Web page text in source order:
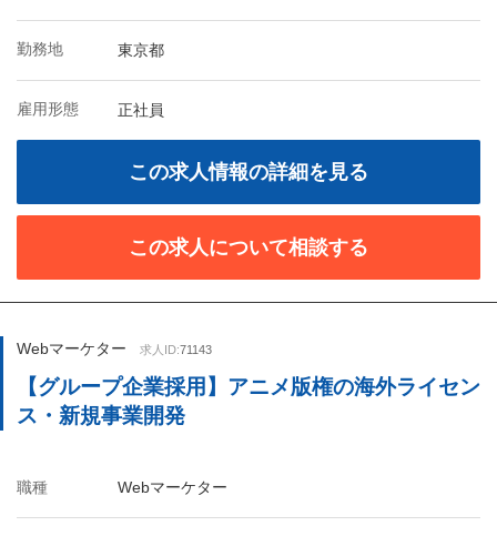
勤務地 東京都
雇用形態 正社員
この求人情報の詳細を見る
この求人について相談する
Webマーケター 求人ID:71143
【グループ企業採用】アニメ版権の海外ライセン
ス・新規事業開発
職種 Webマーケター